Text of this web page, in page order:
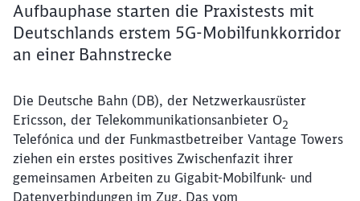
Aufbauphase starten die Praxistests mit
Deutschlands erstem 5G-Mobilfunkkorridor
an einer Bahnstrecke
Die Deutsche Bahn (DB), der Netzwerkausrüster
Ericsson, der Telekommunikationsanbieter O2
Telefónica und der Funkmastbetreiber Vantage Towers
ziehen ein erstes positives Zwischenfazit ihrer
gemeinsamen Arbeiten zu Gigabit-Mobilfunk- und
Datenverbindungen im Zug. Das vom